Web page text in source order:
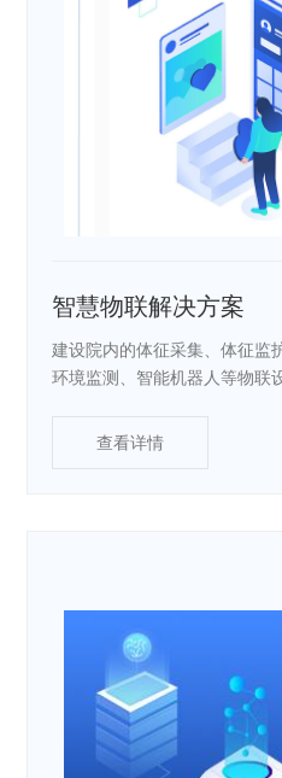
智慧物联解决方案
建设院内的体征采集、体征监
环境监测、智能机器人等物联
查看详情